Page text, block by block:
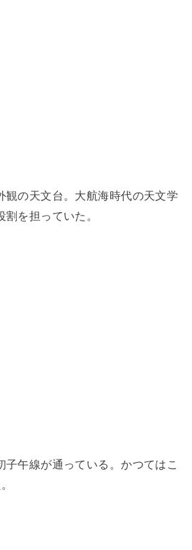
観の天文台。大航海時代の天文学
を担っていた。
子午線が通っている。かつてはこ